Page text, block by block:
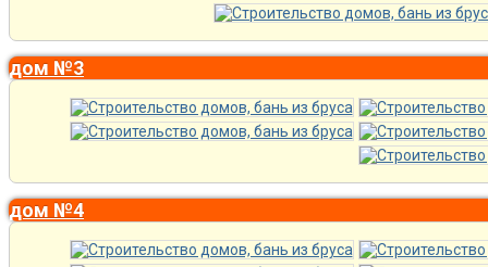
дом №3
дом №4